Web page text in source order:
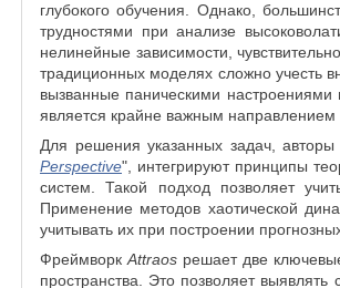
глубокого обучения. Однако,
трудностями при анализе
нелинейные зависимости,
традиционных моделях сложно учесть
вызванные паническими
является крайне важным направлением
Для решения указанных задач,
Perspective", интегрируют принципы
систем. Такой подход позволяет
Применение методов хаотической
учитывать их при построении
Фреймворк Attraos решает две
пространства. Это позволяет